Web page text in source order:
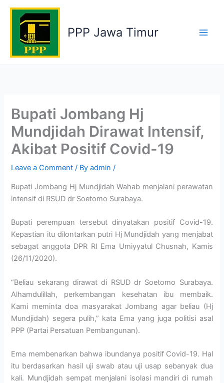
Skip
content
PPP Jawa Timur
Bupati Jombang Hj
Mundjidah Dirawat Intensif,
Akibat Positif Covid-19
Leave a Comment / Byadmin/
Bupati Jombang Hj Mundjidah Wahab menjalani perawatan
intensif di RSUD dr Soetomo Surabaya.
Bupati perempuan tersebut dinyatakan positif Covid-19.
Kepastian itu dilontarkan putri Hj Mundjidah yang menjabat
sebagat anggota DPR RI Ema Umiyyatul Chusnah, Kamis
(26/11/2020).
“Beliau sekarang dirawat di RSUD dr Soetomo Surabaya.
Alhamdulillah, perkembangan kesehatan ibu membaik.
Kami meminta doa masyarakat Jombang agar beliau (Hj
Mundjidah) segera pulih,” kata Ema yang juga politisi asal
PPP (Partai Persatuan Pembangunan).
Ema membenarkan bahwa ibundanya positif Covid-19. Hal
itu berdasarkan hasil uji swab atau uji usap sebanyak dua
kali. Mundjidah sempat menjalani isolasi mandiri di rumah